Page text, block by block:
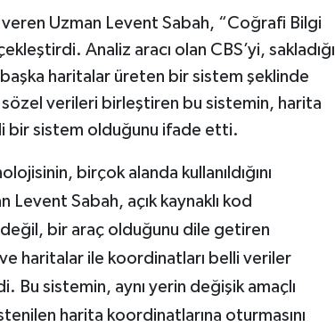
veren Uzman Levent Sabah, “Coğrafi Bilgi
Analiz aracı olan CBS’yi, sakladığı
haritalar üreten bir sistem şeklinde
verileri birleştiren bu sistemin, harita
bir sistem olduğunu ifade etti.
birçok alanda kullanıldığını
Sabah, açık kaynaklı kod
değil, bir araç olduğunu dile getiren
haritalar ile koordinatları belli veriler
Bu sistemin, aynı yerin değişik amaçlı
harita koordinatlarına oturmasını